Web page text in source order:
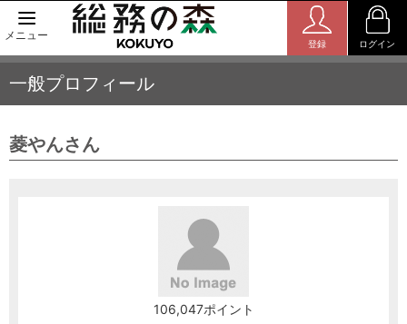
メニュー
登録 ログイン
一般プロフィール
菱やんさん
106,047ポイント